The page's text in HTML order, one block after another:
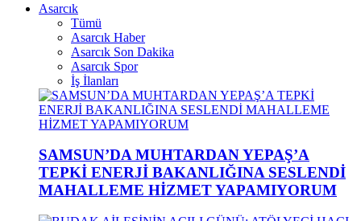
Asarcık
Tümü
Asarcık Haber
Asarcık Son Dakika
Asarcık Spor
İş İlanları
SAMSUN’DA MUHTARDAN YEPAŞ’A
TEPKİ ENERJİ BAKANLIĞINA SESLENDİ
MAHALLEME HİZMET YAPAMIYORUM